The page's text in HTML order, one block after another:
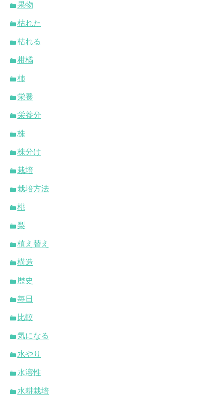
果物
枯れた
枯れる
柑橘
柿
栄養
栄養分
株
株分け
栽培
栽培方法
桃
梨
植え替え
構造
歴史
毎日
比較
気になる
水やり
水溶性
水耕栽培